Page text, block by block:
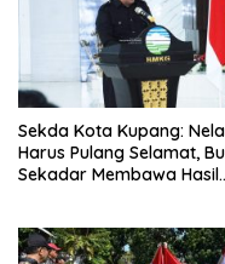
Sekda Kota Kupang:
Harus Pulang Selamat,
Sekadar Membawa Hasil